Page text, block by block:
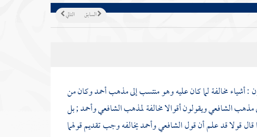
التالي السابق
: أشياء مخالفة لما كان عليه وهو منتسب إلى مذهبأحمدوكان من
مذهبالشافعيويقولون أقوالا مخالفة لمذهبالشافعيوأحمد; بل
قال قولا قد علم أن قولالشافعيوأحمديخالفه وجب تقديم قولهما